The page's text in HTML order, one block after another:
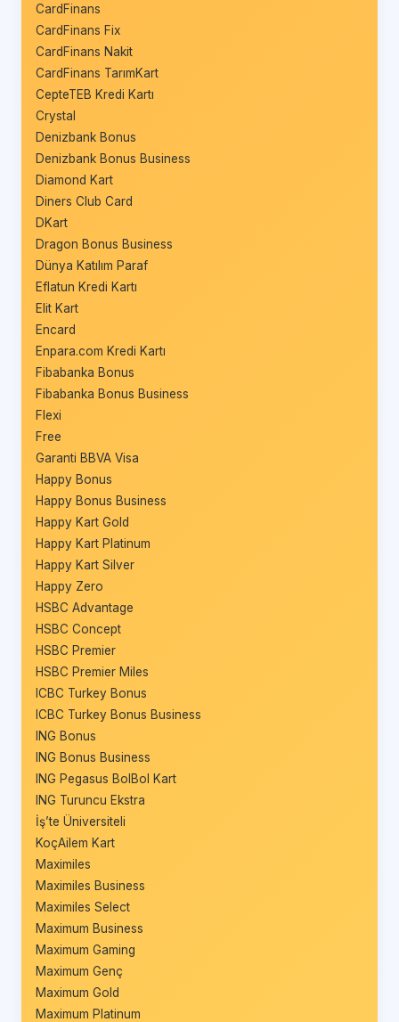
CardFinans
CardFinans Fix
CardFinans Nakit
CardFinans TarımKart
CepteTEB Kredi Kartı
Crystal
Denizbank Bonus
Denizbank Bonus Business
Diamond Kart
Diners Club Card
DKart
Dragon Bonus Business
Dünya Katılım Paraf
Eflatun Kredi Kartı
Elit Kart
Encard
Enpara.com Kredi Kartı
Fibabanka Bonus
Fibabanka Bonus Business
Flexi
Free
Garanti BBVA Visa
Happy Bonus
Happy Bonus Business
Happy Kart Gold
Happy Kart Platinum
Happy Kart Silver
Happy Zero
HSBC Advantage
HSBC Concept
HSBC Premier
HSBC Premier Miles
ICBC Turkey Bonus
ICBC Turkey Bonus Business
ING Bonus
ING Bonus Business
ING Pegasus BolBol Kart
ING Turuncu Ekstra
İş’te Üniversiteli
KoçAilem Kart
Maximiles
Maximiles Business
Maximiles Select
Maximum Business
Maximum Gaming
Maximum Genç
Maximum Gold
Maximum Platinum